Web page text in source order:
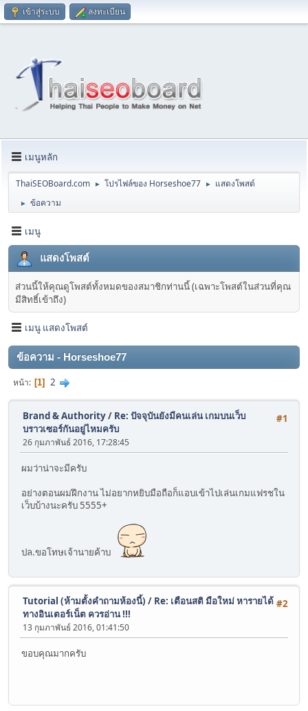
เข้าสู่ระบบ ลงทะเบียน
เมนูหลัก
ThaiSEOBoard.com ► โปรไฟล์ของ Horseshoe77 ► แสดงโพสต์
► ข้อความ
เมนู
แสดงโพสต์
ส่วนนี้ให้คุณดูโพสต์ทั้งหมดของสมาชิกท่านนี้ (เฉพาะโพสต์ในส่วนที่คุณ
มีสิทธิ์เข้าถึง)
เมนู แสดงโพสต์
ข้อความ - Horseshoe77
หน้า 1 2
#1
Brand & Authority/ Re: ปัจจุบันยังมีคนเล่น เกมบนเว็บ
บราวเซอร์กันอยู่ไหมครับ
26 กุมภาพันธ์ 2016, 17:28:45
ผมว่าน่าจะมีครับ
อย่างตอนผมฝึกงาน ไม่อยากหยิบมือถือก็แอบเข้าไปเล่นเกมแฟรชใน
เว็บบ้างนะครับ 5555+
ปล.ขอโทษเจ้านายค้าบ
#2
Tutorial (ห้ามตั้งคำถามห้องนี้) / Re: เตือนสติ มือใหม่ หารายได้
ทางอินเตอร์เน็ต ควรอ่าน !!!
13 กุมภาพันธ์ 2016, 01:41:50
ขอบคุณมากครับ